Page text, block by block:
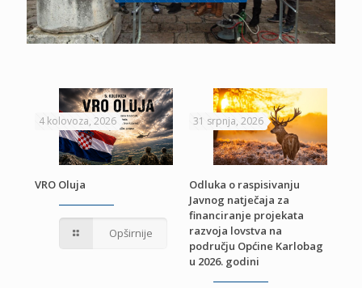
4 kolovoza, 2026
VRO Oluja
Opširnije
31 srpnja, 2026
Odluka o raspisivanju
Javnog natječaja za
financiranje projekata
razvoja lovstva na
području Općine Karlobag
u 2026. godini